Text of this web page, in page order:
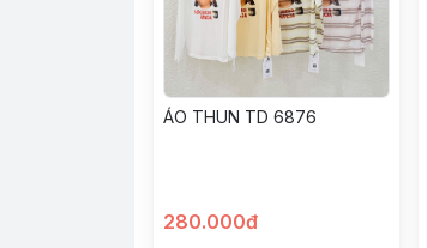
ÁO THUN TD 6876
280.000đ